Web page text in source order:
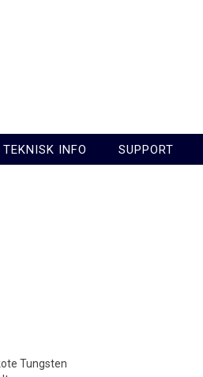
TEKNISK INFO SUPPORT
Tungsten